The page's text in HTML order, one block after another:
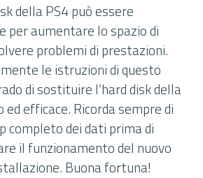
della PS4 può essere
per aumentare lo spazio di
problemi di prestazioni.
le istruzioni di questo
di sostituire l’hard disk della
ed efficace. Ricorda sempre di
completo dei dati prima di
il funzionamento del nuovo
Buona fortuna!